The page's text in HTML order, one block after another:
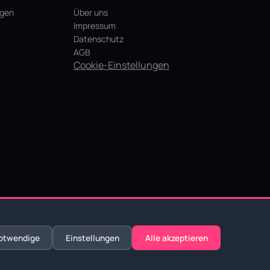
Über uns
Impressum
Datenschutz
AGB
Cookie-Einstellungen
Einstellungen Alle akzeptieren